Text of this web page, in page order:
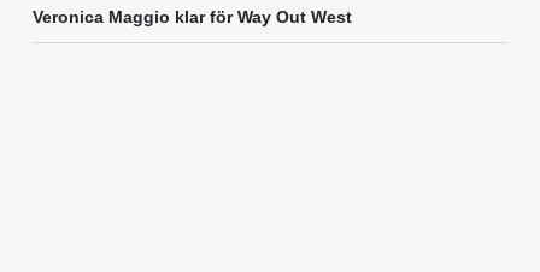
Veronica Maggio klar för Way Out West